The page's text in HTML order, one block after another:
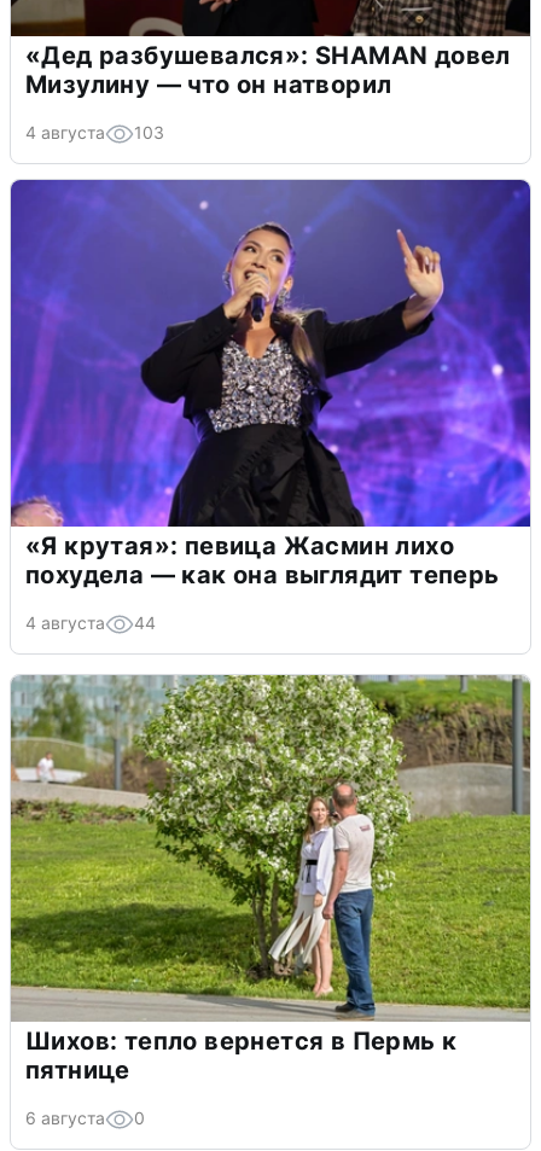
«Дед разбушевался»: SHAMAN довел
Мизулину — что он натворил
4 августа 103
«Я крутая»: певица Жасмин лихо
похудела — как она выглядит теперь
4 августа 44
Шихов: тепло вернется в Пермь к
пятнице
6 августа 0